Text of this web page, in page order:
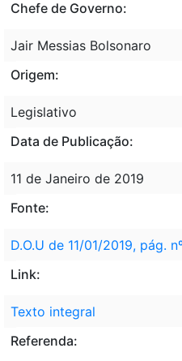
Chefe de Governo:
Jair Messias Bolsonaro
Origem:
Legislativo
Data de Publicação:
11 de Janeiro de 2019
Fonte:
D.O.U de 11/01/2019, pág.
Link:
Texto integral
Referenda: